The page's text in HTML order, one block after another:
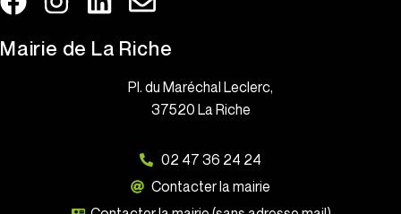
Mairie de La Riche
Pl. du Maréchal Leclerc,
37520 La Riche
02 47 36 24 24
Contacter la mairie